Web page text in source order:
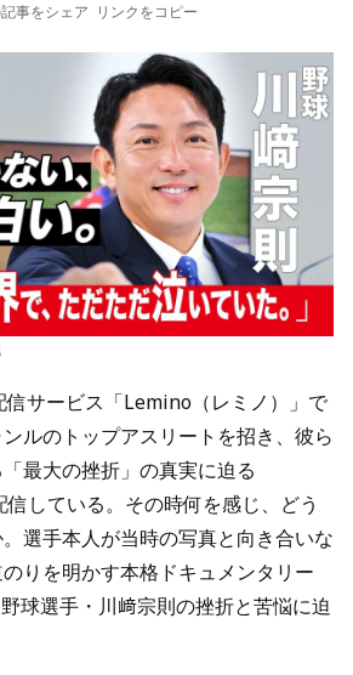
事をシェア リンクをコピー
サービス「Lemino（レミノ）」で
ルのトップアスリートを招き、彼ら
最大の挫折」の真実に迫る
信している。その時何を感じ、どう
選手本人が当時の写真と向き合いな
りを明かす本格ドキュメンタリー
球選手・川﨑宗則の挫折と苦悩に迫